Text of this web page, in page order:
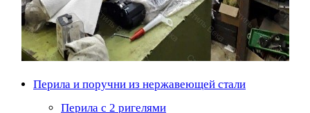
Перила и поручни из нержавеющей стали
Перила с 2 ригелями